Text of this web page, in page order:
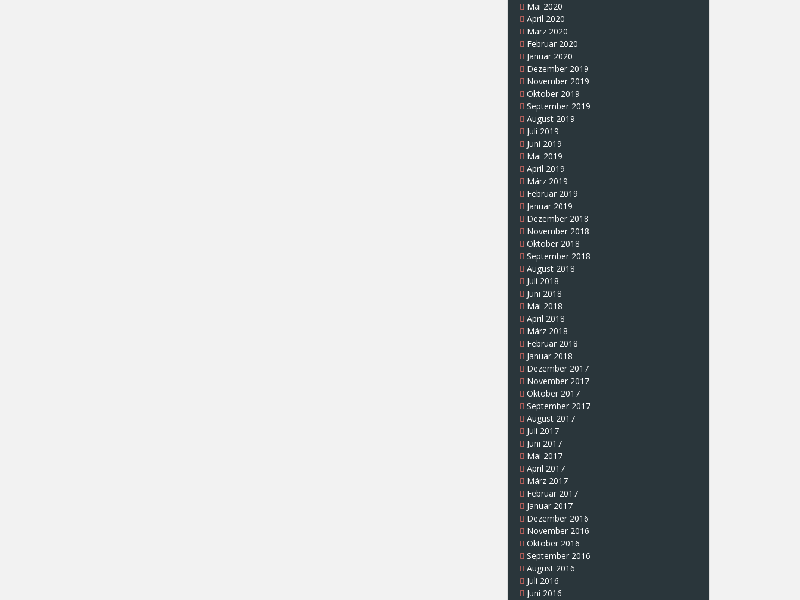
Mai 2020
April 2020
März 2020
Februar 2020
Januar 2020
Dezember 2019
November 2019
Oktober 2019
September 2019
August 2019
Juli 2019
Juni 2019
Mai 2019
April 2019
März 2019
Februar 2019
Januar 2019
Dezember 2018
November 2018
Oktober 2018
September 2018
August 2018
Juli 2018
Juni 2018
Mai 2018
April 2018
März 2018
Februar 2018
Januar 2018
Dezember 2017
November 2017
Oktober 2017
September 2017
August 2017
Juli 2017
Juni 2017
Mai 2017
April 2017
März 2017
Februar 2017
Januar 2017
Dezember 2016
November 2016
Oktober 2016
September 2016
August 2016
Juli 2016
Juni 2016